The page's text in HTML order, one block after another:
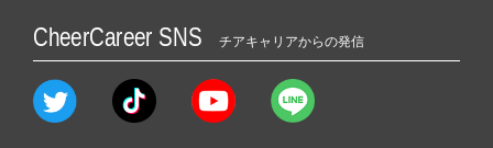
CheerCareer SNS チアキャリアからの発信